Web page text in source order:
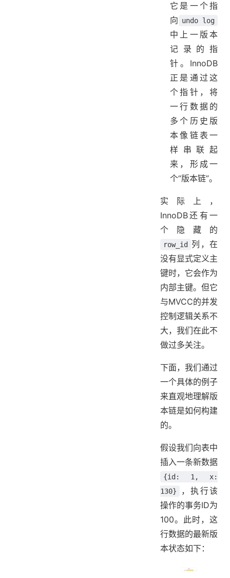
它是一个指
向 undo log
中上一版本
记录的指
针。InnoDB
正是通过这
个指针，将
一行数据的
多个历史版
本像链表一
样串联起
来，形成一
个“版本链”。
实际上，
InnoDB还有一
个隐藏的
row_id
列，在
没有显式定义主
键时，它会作为
内部主键。但它
与MVCC的并发
控制逻辑关系不
大，我们在此不
做过多关注。
下面，我们通过
一个具体的例子
来直观地理解版
本链是如何构建
的。
假设我们向表中
插入一条新数据
{id: 1, x:
130}
，执行该
操作的事务ID为
100。此时，这
行数据的最新版
本状态如下：